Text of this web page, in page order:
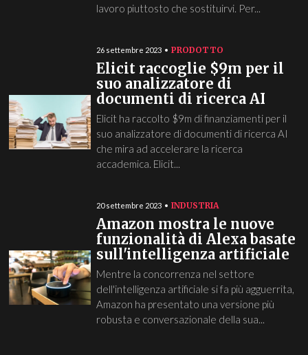
lavoro piuttosto che sostituirvi. Per...
26 settembre 2023 PRODOTTO
Elicit raccoglie $9m per il
suo analizzatore di
documenti di ricerca AI
Elicit ha raccolto $9m di finanziamenti per il
suo analizzatore di documenti di ricerca AI
che mira ad accelerare la ricerca
accademica. Elicit...
20 settembre 2023 INDUSTRIA
Amazon mostra le nuove
funzionalità di Alexa basate
sull'intelligenza artificiale
Mentre la concorrenza nel settore
dell'intelligenza artificiale si fa più agguerrita,
Amazon ha presentato una versione più
robusta e conversazionale della sua...